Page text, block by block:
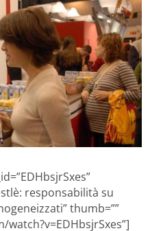
responsabilità su
thumb=””